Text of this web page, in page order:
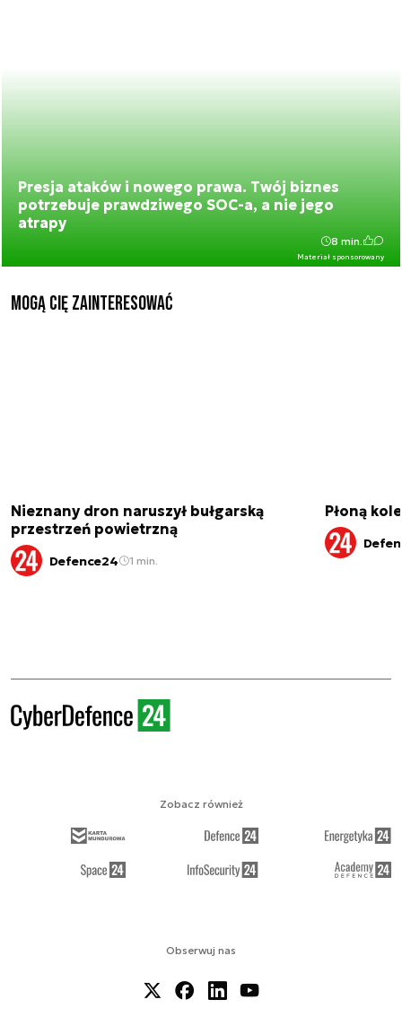
Presja ataków i nowego prawa. Twój biznes
potrzebuje prawdziwego SOC-a, a nie jego
atrapy
Materiał sponsorowany
8 min.
Mogą Cię zainteresować
Nieznany dron naruszył bułgarską
przestrzeń powietrzną
Defence24 1 min.
Płoną
Obserwuj nas
Zobacz również